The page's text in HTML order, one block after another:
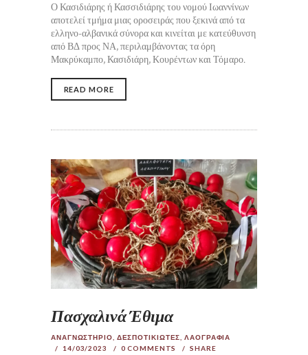
Ο Κασιδιάρης ή Κασσιδιάρης του νομού Ιωαννίνων
αποτελεί τμήμα μιας οροσειράς που ξεκινά από τα
ελληνο-αλβανικά σύνορα και κινείται με κατεύθυνση
από ΒΔ προς ΝΑ, περιλαμβάνοντας τα όρη
Μακρύκαμπο, Κασιδιάρη, Κουρέντων και Τόμαρο.
READ MORE
Πασχαλινά Έθιμα
ΑΝΑΓΝΩΣΤΗΡΙΟ ΔΕΣΠΟΤΙΚΙΩΤΕΣ ,ΛΑΟΓΡΑΦΙΑ
14/03/2023
0 COMMENTS SHARE